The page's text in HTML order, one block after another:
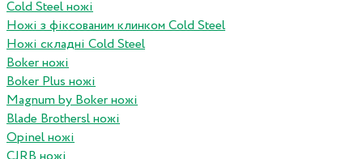
Cold Steel ножі
Ножі з фіксованим клинком Cold Steel
Ножі складні Cold Steel
Boker ножі
Boker Plus ножі
Magnum by Boker ножі
Blade Brothersl ножі
Opinel ножі